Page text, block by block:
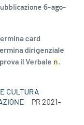
6-ago-
card
dirigenziale
il Verbale n.
CULTURA
PR 2021-